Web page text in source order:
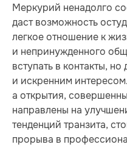
Меркурий ненадолго
даст возможность
легкое отношение к
и непринужденного
вступать в контакты,
и искренним
а открытия,
направлены на
тенденций транзита,
прорыва в